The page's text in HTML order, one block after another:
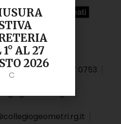
+39 334 617 0753
AL 27
2026
C